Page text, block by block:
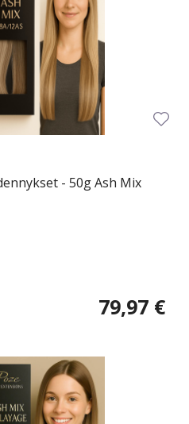
- 50g Ash Mix
79,97 €